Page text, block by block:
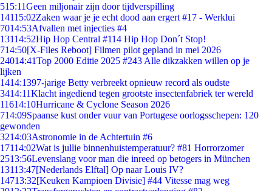
515:11Geen miljonair zijn door tijdverspilling
14115:02Zaken waar je je echt dood aan ergert #17 - Werklui
7014:53Afvallen met injecties #4
13114:52Hip Hop Central #114 Hip Hop Don´t Stop!
714:50[X-Files Reboot] Filmen pilot gepland in mei 2026
24014:41Top 2000 Editie 2025 #243 Alle dikzakken willen op je
lijken
1414:1397-jarige Betty verbreekt opnieuw record als oudste
3414:11Klacht ingediend tegen grootste insectenfabriek ter wereld
11614:10Hurricane & Cyclone Season 2026
714:09Spaanse kust onder vuur van Portugese oorlogsschepen: 120
gewonden
3214:03Astronomie in de Achtertuin #6
17114:02Wat is jullie binnenhuistemperatuur? #81 Horrorzomer
2513:56Levenslang voor man die inreed op betogers in München
13113:47[Nederlands Elftal] Op naar Louis IV?
14713:32[Keuken Kampioen Divisie] #44 Vitesse mag weg